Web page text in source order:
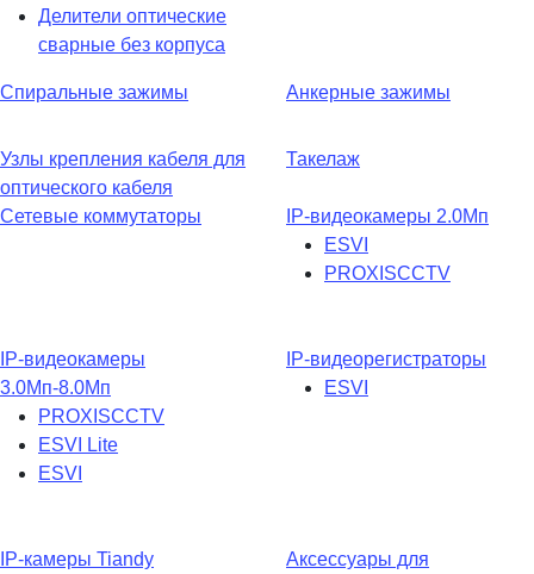
Делители оптические
сварные без корпуса
Спиральные зажимы Анкерные зажимы
Узлы крепления кабеля для
оптического кабеля
Такелаж
Сетевые коммутаторы
IP-видеокамеры 2.0Мп
ESVI
PROXISCCTV
IP-видеокамеры
3.0Мп-8.0Мп
PROXISCCTV
ESVI Lite
ESVI
IP-видеорегистраторы
ESVI
IP-камеры Tiandy Аксессуары для